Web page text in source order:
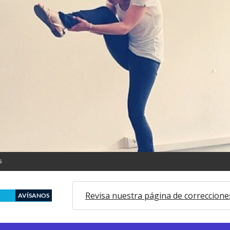
AVÍSANOS Revisa nuestra página de